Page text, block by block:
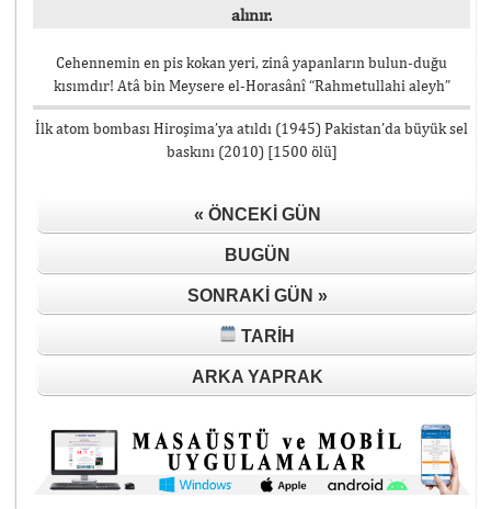
alınır.
Cehennemin en pis kokan yeri, zinâ yapanların bulun-duğu
kısımdır! Atâ bin Meysere el-Horasânî “Rahmetullahi aleyh”
İlk atom bombası Hiroşima’ya atıldı (1945) Pakistan’da büyük sel
baskını (2010) [1500 ölü]
« ÖNCEKI GÜN
BUGÜN
SONRAKI GÜN »
TARIH
ARKA YAPRAK